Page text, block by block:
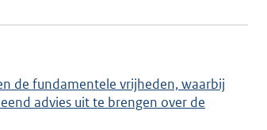
de fundamentele vrijheden, waarbij
advies uit te brengen over de